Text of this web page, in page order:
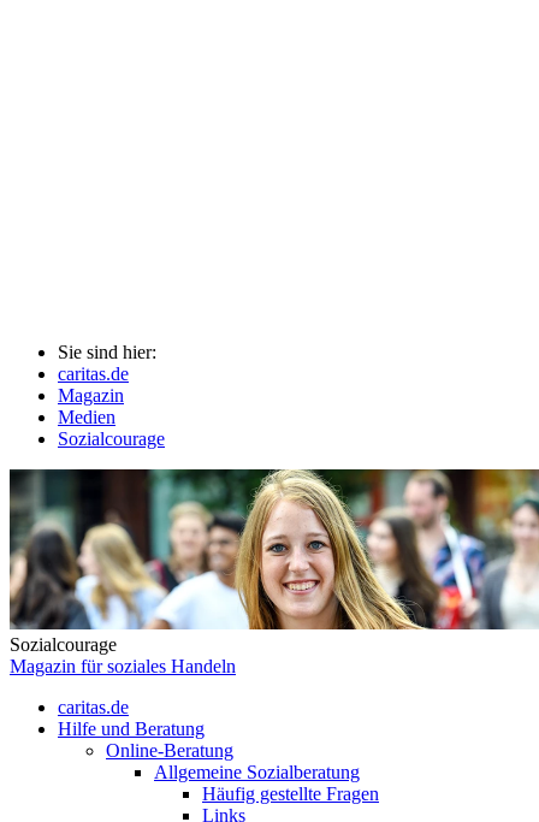
Sie sind hier:
caritas.de
Magazin
Medien
Sozialcourage
Sozialcourage
Magazin für soziales Handeln
caritas.de
Hilfe und Beratung
Online-Beratung
Allgemeine Sozialberatung
Häufig gestellte Fragen
Links